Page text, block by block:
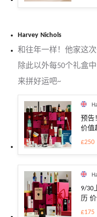
Harvey Nichols
和往年一样！他家这
除此以外每50个礼盒
来拼好运吧~
预告
价值
£250
9/30
历
£175